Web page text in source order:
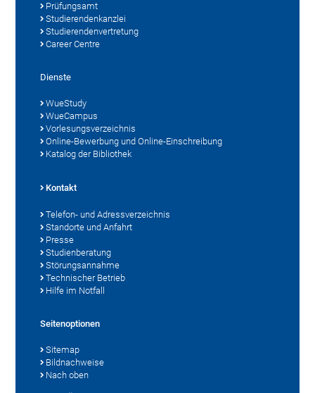
Prüfungsamt
Studierendenkanzlei
Studierendenvertretung
Career Centre
Dienste
WueStudy
WueCampus
Vorlesungsverzeichnis
Online-Bewerbung und Online-Einschreibung
Katalog der Bibliothek
Kontakt
Telefon- und Adressverzeichnis
Standorte und Anfahrt
Presse
Studienberatung
Störungsannahme
Technischer Betrieb
Hilfe im Notfall
Seitenoptionen
Sitemap
Bildnachweise
Nach oben